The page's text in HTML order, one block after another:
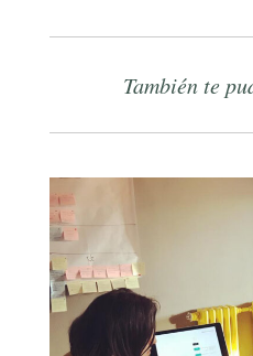
También te